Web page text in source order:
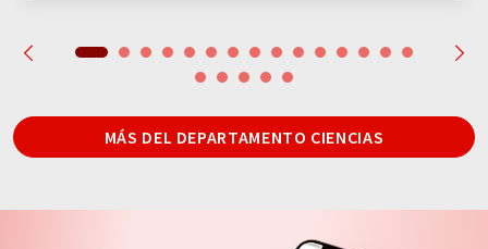
MÁS DEL DEPARTAMENTO CIENCIAS